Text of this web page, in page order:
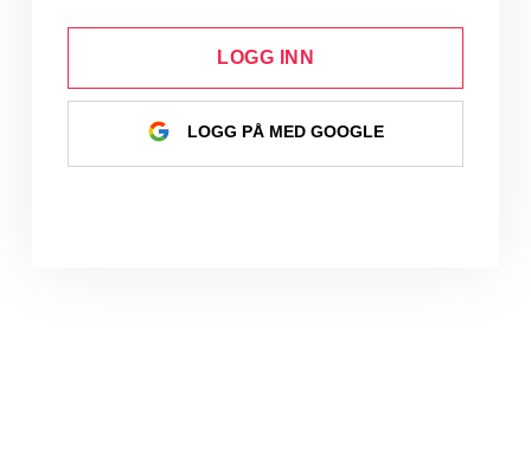
LOGG INN
LOGG PÅ MED GOOGLE